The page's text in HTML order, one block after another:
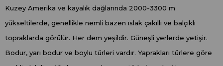
Kuzey Amerika ve kayalık dağlarında 2000-3300 m
yükseltilerde, genellikle nemli bazen ıslak çakıllı ve balçıklı
topraklarda görülür. Her dem yeşildir. Güneşli yerlerde yetişir.
Bodur, yarı bodur ve boylu türleri vardır. Yaprakları türlere göre